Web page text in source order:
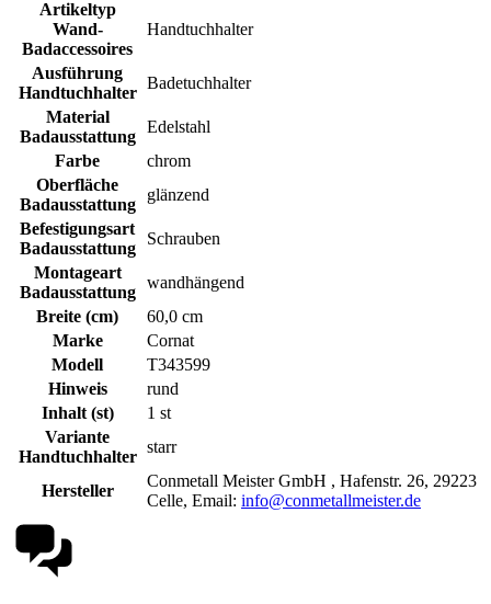
Artikeltyp
Wand-
Badaccessoires
Handtuchhalter
Ausführung
Handtuchhalter
Badetuchhalter
Material
Badausstattung
Edelstahl
Farbe
chrom
Oberfläche
Badausstattung
glänzend
Befestigungsart
Badausstattung
Schrauben
Montageart
Badausstattung
wandhängend
Breite (cm)
60,0 cm
Marke
Cornat
Modell
T343599
Hinweis
rund
Inhalt (st)
1 st
Variante
Handtuchhalter
starr
Hersteller
Conmetall Meister GmbH , Hafenstr. 26, 29223
Celle, Email: info@conmetallmeister.de